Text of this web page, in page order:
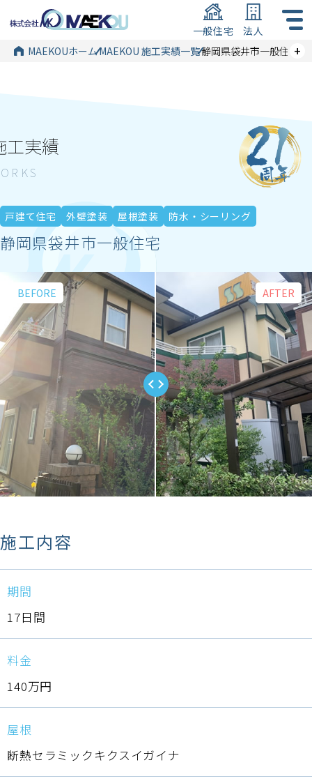
一般住宅 法人
+
MAEKOUホームMAEKOU 施工実績一覧静岡県袋井市一般住宅
工実績
戸建て住宅 外壁塗装 屋根塗装 防水・シーリング
静岡県袋井市一般住宅
施工内容
期間
17日間
料金
140万円
屋根
断熱セラミックキクスイガイナ